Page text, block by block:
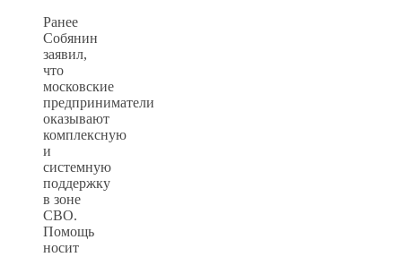
Ранее
Собянин
заявил,
что
московские
предприниматели
оказывают
комплексную
и
системную
поддержку
в зоне
СВО.
Помощь
носит